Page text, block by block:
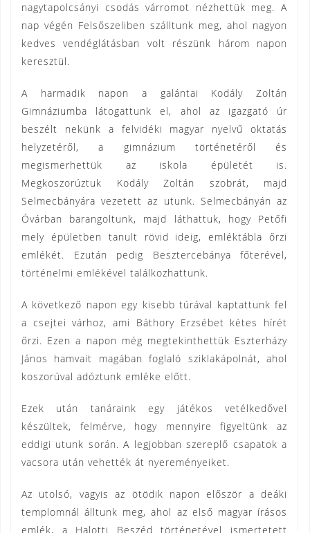
nagytapolcsányi csodás várromot nézhettük meg. A
nap végén Felsőszeliben szálltunk meg, ahol nagyon
kedves vendéglátásban volt részünk három napon
keresztül.
A harmadik napon a galántai Kodály Zoltán
Gimnáziumba látogattunk el, ahol az igazgató úr
beszélt nekünk a felvidéki magyar nyelvű oktatás
helyzetéről, a gimnázium történetéről és
megismerhettük az iskola épületét is.
Megkoszorúztuk Kodály Zoltán szobrát, majd
Selmecbányára vezetett az utunk. Selmecbányán az
Óvárban barangoltunk, majd láthattuk, hogy Petőfi
mely épületben tanult rövid ideig, emléktábla őrzi
emlékét. Ezután pedig Besztercebánya főterével,
történelmi emlékével találkozhattunk.
A következő napon egy kisebb túrával kaptattunk fel
a csejtei várhoz, ami Báthory Erzsébet kétes hírét
őrzi. Ezen a napon még megtekinthettük Eszterházy
János hamvait magában foglaló sziklakápolnát, ahol
koszorúval adóztunk emléke előtt.
Ezek után tanáraink egy játékos vetélkedővel
készültek, felmérve, hogy mennyire figyeltünk az
eddigi utunk során. A legjobban szereplő csapatok a
vacsora után vehették át nyereményeiket.
Az utolsó, vagyis az ötödik napon először a deáki
templomnál álltunk meg, ahol az első magyar írásos
emlék, a Halotti Beszéd történetével ismertetett